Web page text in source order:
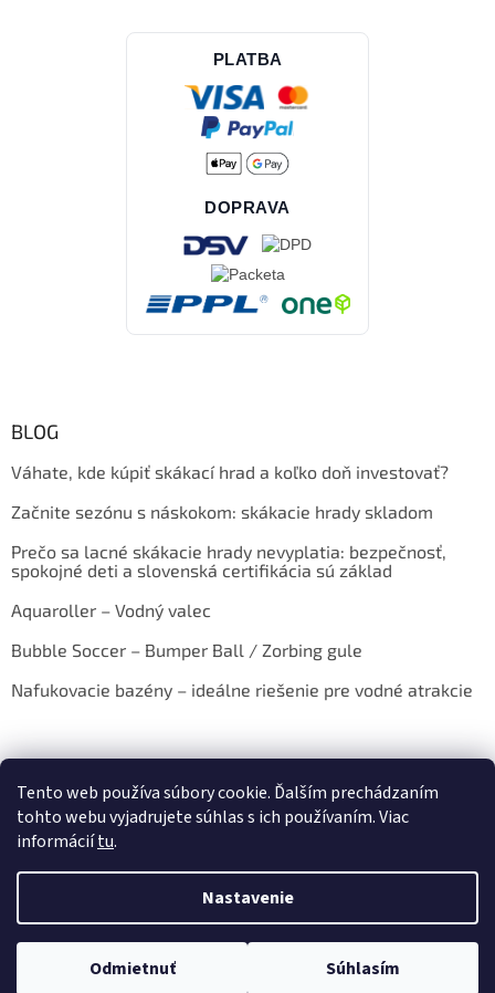
Tento web používa súbory cookie. Ďalším prechádzaním
tohto webu vyjadrujete súhlas s ich používaním. Viac
informáciítu.
Nastavenie
Odmietnuť Súhlasím
PLATBA
DOPRAVA
BLOG
Váhate, kde kúpiť skákací hrad a koľko doň investovať?
Začnite sezónu s náskokom: skákacie hrady skladom
Prečo sa lacné skákacie hrady nevyplatia: bezpečnosť,
spokojné deti a slovenská certifikácia sú základ
Aquaroller – Vodný valec
Bubble Soccer – Bumper Ball / Zorbing gule
Nafukovacie bazény – ideálne riešenie pre vodné atrakcie
Copyright 2026E-shop AQUAZORBING.SK. Všetky práva
vyhradené.
Upraviť nastavenie cookies